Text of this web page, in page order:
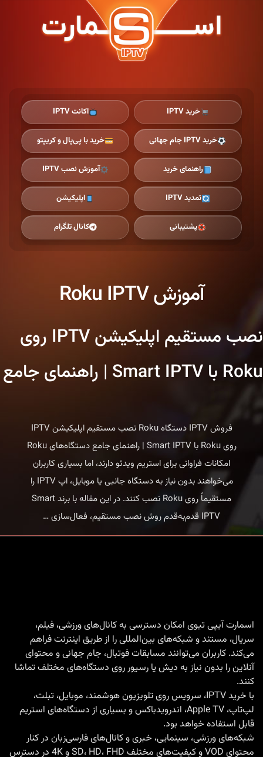
خرید IPTV اکانت IPTV
خرید IPTV جام جهانی خرید با پی‌پال و کریپتو
راهنمای خرید آموزش نصب IPTV
تمدید IPTV اپلیکیشن
پشتیبانی کانال تلگرام
آموزش Roku IPTV
نصب مستقیم اپلیکیشن IPTV روی
Roku با Smart IPTV | راهنمای جامع
فروش IPTV دستگاه Roku نصب مستقیم اپلیکیشن IPTV
روی Roku با Smart IPTV | راهنمای جامع دستگاه‌های Roku
امکانات فراوانی برای استریم ویدئو دارند، اما بسیاری کاربران
می‌خواهند بدون نیاز به دستگاه جانبی یا موبایل، اپ IPTV را
مستقیماً روی Roku نصب کنند. در این مقاله با برند Smart
IPTV قدم‌به‌قدم روش نصب مستقیم، فعال‌سازی
…
مستقیم
با
Smart
IPTV
راهنمای
جامع
اسمارت آیپی تیوی امکان دسترسی به کانال‌های ورزشی، فیلم،
سریال، مستند و شبکه‌های بین‌المللی را از طریق اینترنت فراهم
می‌کند. کاربران می‌توانند مسابقات فوتبال، جام جهانی و محتوای
آنلاین را بدون نیاز به دیش یا رسیور روی دستگاه‌های مختلف تماشا
کنند.
با خرید IPTV
، سرویس روی تلویزیون هوشمند، موبایل، تبلت،
لپ‌تاپ، Apple TV، اندرویدباکس و بسیاری از دستگاه‌های استریم
قابل استفاده خواهد بود.
شبکه‌های ورزشی، سینمایی، خبری و کانال‌های فارسی‌زبان در کنار
محتوای VOD و کیفیت‌های مختلف SD، HD، FHD و 4K در دسترس